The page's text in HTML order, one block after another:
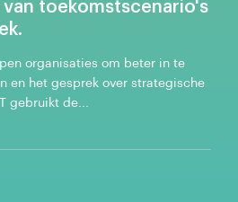
toekomstscenario's
organisaties om beter in te
en het gesprek over strategische
gebruikt de...